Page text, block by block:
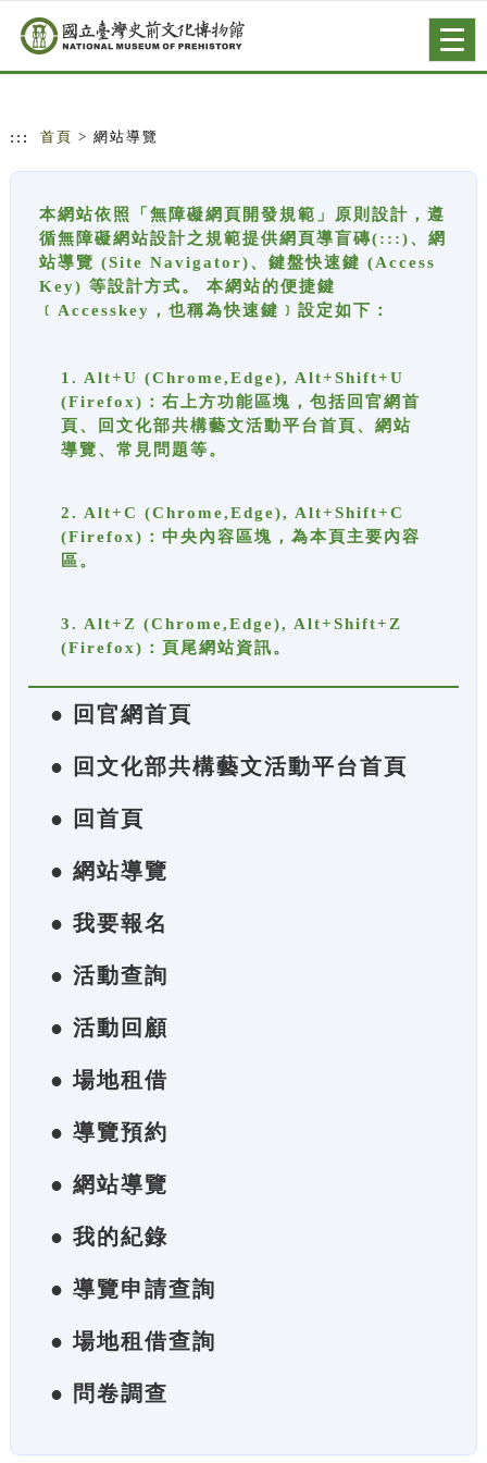
跳到主要內容
網站導覽
::: 首頁 > 網站導覽
本網站依照「無障礙網頁開發規範」原則設計，遵
循無障礙網站設計之規範提供網頁導盲磚(:::)、網
站導覽 (Site Navigator)、鍵盤快速鍵 (Access
Key) 等設計方式。 本網站的便捷鍵
﹝Accesskey，也稱為快速鍵﹞設定如下：
1. Alt+U (Chrome,Edge), Alt+Shift+U
(Firefox)：右上方功能區塊，包括回官網首
頁、回文化部共構藝文活動平台首頁、網站
導覽、常見問題等。
2. Alt+C (Chrome,Edge), Alt+Shift+C
(Firefox)：中央內容區塊，為本頁主要內容
區。
3. Alt+Z (Chrome,Edge), Alt+Shift+Z
(Firefox)：頁尾網站資訊。
● 回官網首頁
● 回文化部共構藝文活動平台首頁
● 回首頁
● 網站導覽
● 我要報名
● 活動查詢
● 活動回顧
● 場地租借
● 導覽預約
● 網站導覽
● 我的紀錄
● 導覽申請查詢
● 場地租借查詢
● 問卷調查